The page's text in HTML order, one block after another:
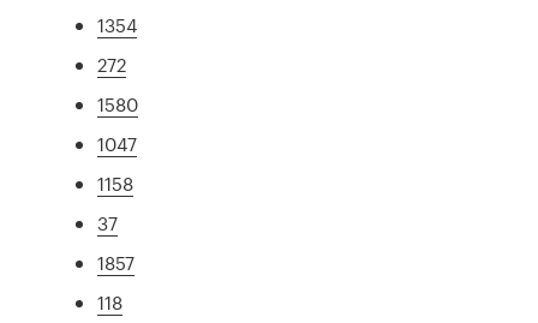
1354
272
1580
1047
1158
37
1857
118